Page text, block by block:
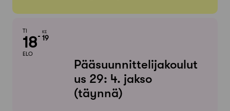
TI
18
ELO
KE
19
Pääsuunnittelijakoulut
us 29: 4. jakso
(täynnä)